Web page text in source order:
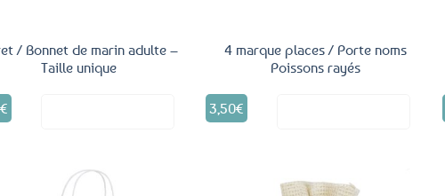
/ Bonnet de marin adulte –
Taille unique
€
4 marque places / Porte noms
Poissons rayés
3,50€